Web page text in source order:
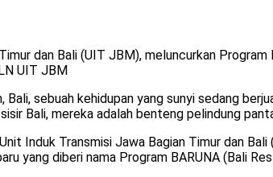
dan Bali (UIT JBM), meluncurkan
UIT JBM
Bali, sebuah kehidupan yang sunyi sedang
Bali, mereka adalah benteng pelindung
Induk Transmisi Jawa Bagian Timur dan
yang diberi nama Program BARUNA (Bali